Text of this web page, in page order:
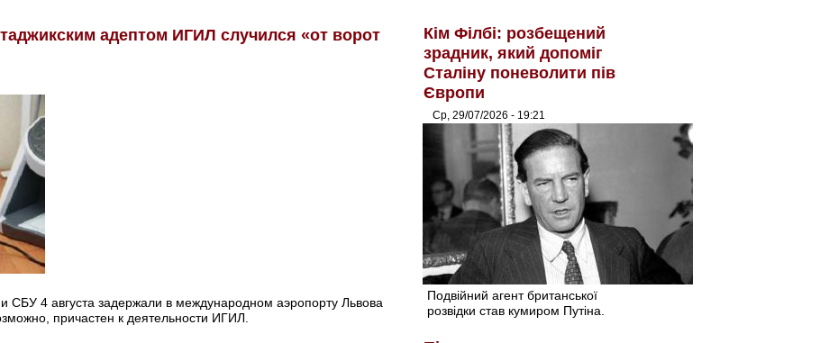
адептом ИГИЛ случился «от ворот
СБУ 4 августа задержали в международном аэропорту Львова
причастен к деятельности ИГИЛ.
Кім Філбі: розбещений
зрадник, який допоміг
Сталіну поневолити пів
Європи
Ср, 29/07/2026 - 19:21
Подвійний агент британської
розвідки став кумиром Путіна.